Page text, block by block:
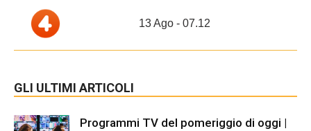
13 Ago - 07.12
GLI ULTIMI ARTICOLI
Programmi TV del pomeriggio di oggi |